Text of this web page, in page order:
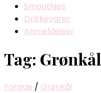
Smoothies
Drikkevarer
Anmeldelser
Tag: Grønkål
Forside / Grønkål